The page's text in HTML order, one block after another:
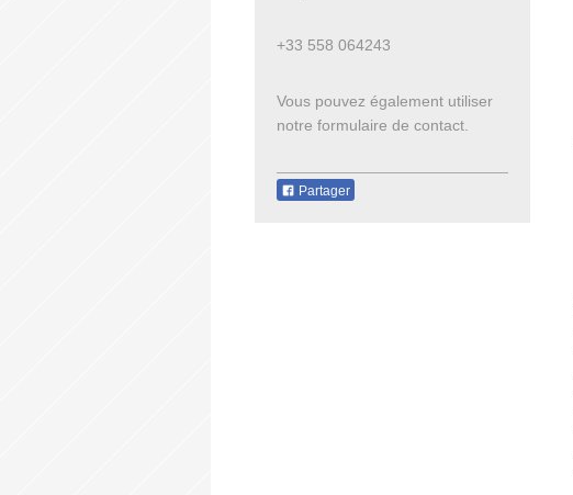
+33 558 064243
Vous pouvez également utiliser
notre formulaire de contact.
Partager